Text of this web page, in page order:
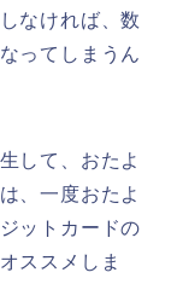
なければ、数
ってしまうん
して、おたよ
、一度おたよ
ットカードの
ススメしま